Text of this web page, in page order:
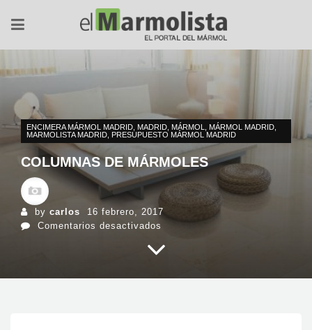
ENCIMERA MÁRMOL MADRID MADRID MÁRMOL MÁRMOL MADRID
MARMOLISTA MADRID PRESUPUESTO MÁRMOL MADRID
COLUMNAS DE MÁRMOLES
by carlos
16 febrero, 2017
Comentarios desactivados
de
mármoles